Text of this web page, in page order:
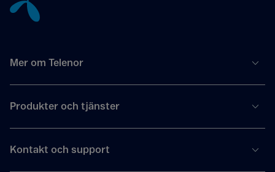
Mer om Telenor
Produkter och tjänster
Kontakt och support